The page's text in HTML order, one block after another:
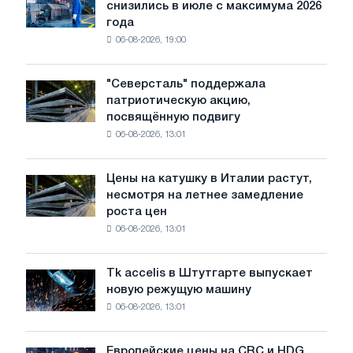
автомобилей
в
июле
с
максимума
года
снизились в июле с максимума 2026
года
06-08-2026, 19:00
"Северсталь"
поддержала
патриотическую
советской
авиации
в
Великой
Отечественной
войны
"Северсталь" поддержала
патриотическую акцию,
посвящённую подвигу
06-08-2026, 13:01
Цены
на
катушку
несмотря
на
летнее
замедление
роста
Цены на катушку в Италии растут,
несмотря на летнее замедление
роста цен
06-08-2026, 13:01
Tk
accelis
в
Tk accelis в Штутгарте выпускает
новую режущую машину
06-08-2026, 13:01